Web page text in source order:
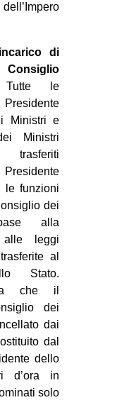
di
Consiglio
le
Ministri e
Ministri
le funzioni
dei
alla
alle leggi
al
Stato.
che il
dei
dai
dal
dello
d’ora in
solo